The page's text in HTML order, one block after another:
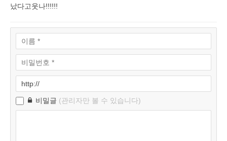
났다고웃나!!!!!!
비밀글 (관리자만 볼 수 있습니다)